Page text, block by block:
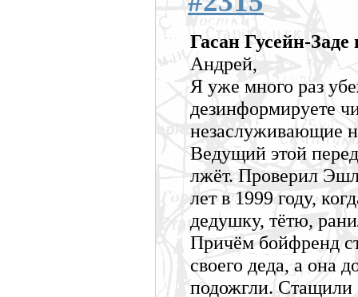
Гасан Гусейн-Заде
Андрей,
Я уже много раз
дезинформируете
незаслуживающие
Ведущий этой
лжёт. Проверил
лет в 1999 году,
дедушку, тётю,
Причём бойфренд
своего деда, а она
подожгли.